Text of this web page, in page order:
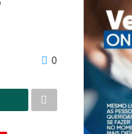
0